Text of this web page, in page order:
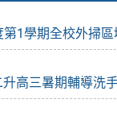
第1學期全校外掃
高三暑期輔導洗